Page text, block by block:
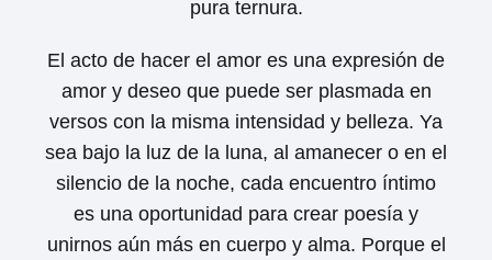
pura ternura.
El acto de hacer el amor es una expresión de
amor y deseo que puede ser plasmada en
versos con la misma intensidad y belleza. Ya
sea bajo la luz de la luna, al amanecer o en el
silencio de la noche, cada encuentro íntimo
es una oportunidad para crear poesía y
unirnos aún más en cuerpo y alma. Porque el